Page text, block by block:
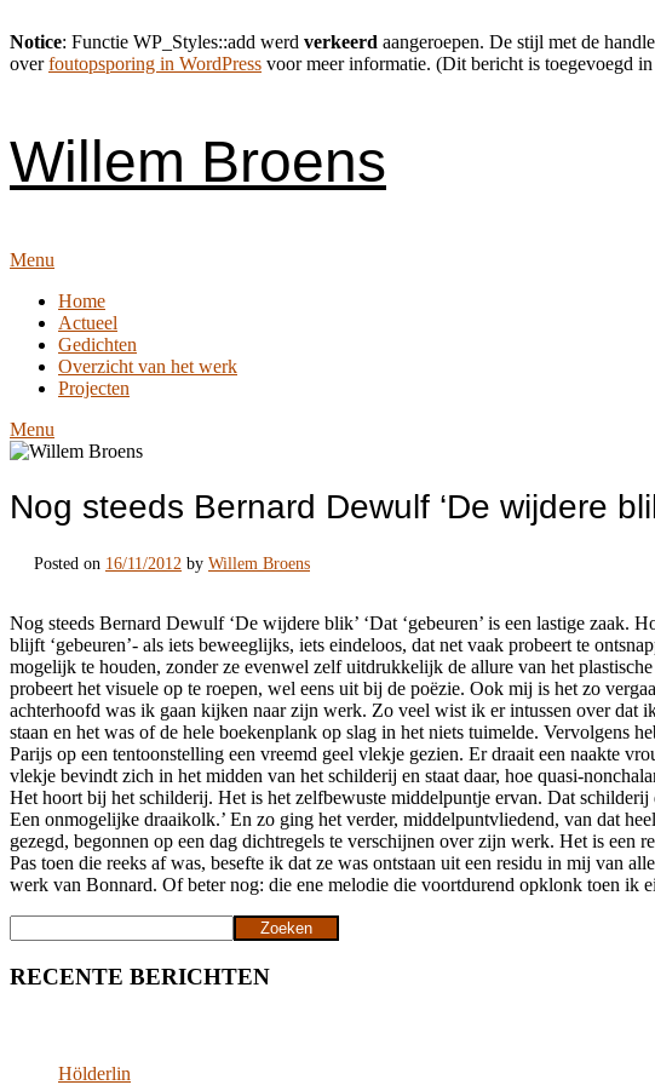
Notice: Functie WP_Styles::add werd verkeerd aangeroepen. De stijl met de
overfoutopsporing in WordPress voor meer informatie. (Dit bericht is toegevoegd
Willem Broens
Menu
Home
Actueel
Gedichten
Overzicht van het werk
Projecten
Menu
Nog steeds Bernard Dewulf ‘De wijdere
Posted on 16/11/2012 by Willem Broens
Nog steeds Bernard Dewulf ‘De wijdere blik’ ‘Dat ‘gebeuren’ is een lastige zaak.
blijft ‘gebeuren’- als iets beweeglijks, iets eindeloos, dat net vaak probeert te
mogelijk te houden, zonder ze evenwel zelf uitdrukkelijk de allure van het
probeert het visuele op te roepen, wel eens uit bij de poëzie. Ook mij is het zo
achterhoofd was ik gaan kijken naar zijn werk. Zo veel wist ik er intussen over dat
staan en het was of de hele boekenplank op slag in het niets tuimelde. Vervolgens
Parijs op een tentoonstelling een vreemd geel vlekje gezien. Er draait een naakte
vlekje bevindt zich in het midden van het schilderij en staat daar, hoe quasi-
Het hoort bij het schilderij. Het is het zelfbewuste middelpuntje ervan. Dat
Een onmogelijke draaikolk.’ En zo ging het verder, middelpuntvliedend, van dat
gezegd, begonnen op een dag dichtregels te verschijnen over zijn werk. Het is een
Pas toen die reeks af was, besefte ik dat ze was ontstaan uit een residu in mij van
werk van Bonnard. Of beter nog: die ene melodie die voortdurend opklonk toen ik
Zoeken
RECENTE BERICHTEN
Hölderlin